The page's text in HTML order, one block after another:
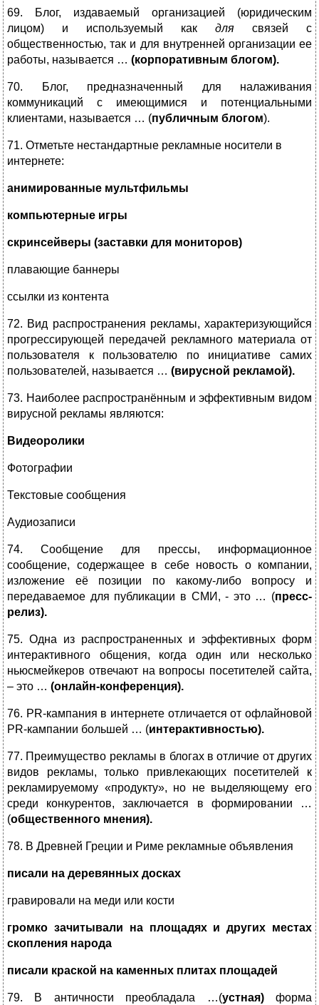
69. Блог, издаваемый организацией (юридическим
лицом) и используемый как для связей с
общественностью, так и для внутренней организации ее
работы, называется … (корпоративным блогом).
70. Блог, предназначенный для налаживания
коммуникаций с имеющимися и потенциальными
клиентами, называется … (публичным блогом).
71. Отметьте нестандартные рекламные носители в
интернете:
анимированные мультфильмы
компьютерные игры
скринсейверы (заставки для мониторов)
плавающие баннеры
ссылки из контента
72. Вид распространения рекламы, характеризующийся
прогрессирующей передачей рекламного материала от
пользователя к пользователю по инициативе самих
пользователей, называется … (вирусной рекламой).
73. Наиболее распространённым и эффективным видом
вирусной рекламы являются:
Видеоролики
Фотографии
Текстовые сообщения
Аудиозаписи
74. Сообщение для прессы, информационное
сообщение, содержащее в себе новость о компании,
изложение её позиции по какому-либо вопросу и
передаваемое для публикации в СМИ, - это … (пресс-
релиз).
75. Одна из распространенных и эффективных форм
интерактивного общения, когда один или несколько
ньюсмейкеров отвечают на вопросы посетителей сайта,
– это … (онлайн-конференция).
76. PR-кампания в интернете отличается от офлайновой
PR-кампании большей … (интерактивностью).
77. Преимущество рекламы в блогах в отличие от других
видов рекламы, только привлекающих посетителей к
рекламируемому «продукту», но не выделяющему его
среди конкурентов, заключается в формировании …
(общественного мнения).
78. В Древней Греции и Риме рекламные объявления
писали на деревянных досках
гравировали на меди или кости
громко зачитывали на площадях и других местах
скопления народа
писали краской на каменных плитах площадей
79. В античности преобладала …(устная)форма